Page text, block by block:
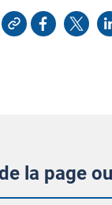
Copier l'adresse
Facebook
X
la page